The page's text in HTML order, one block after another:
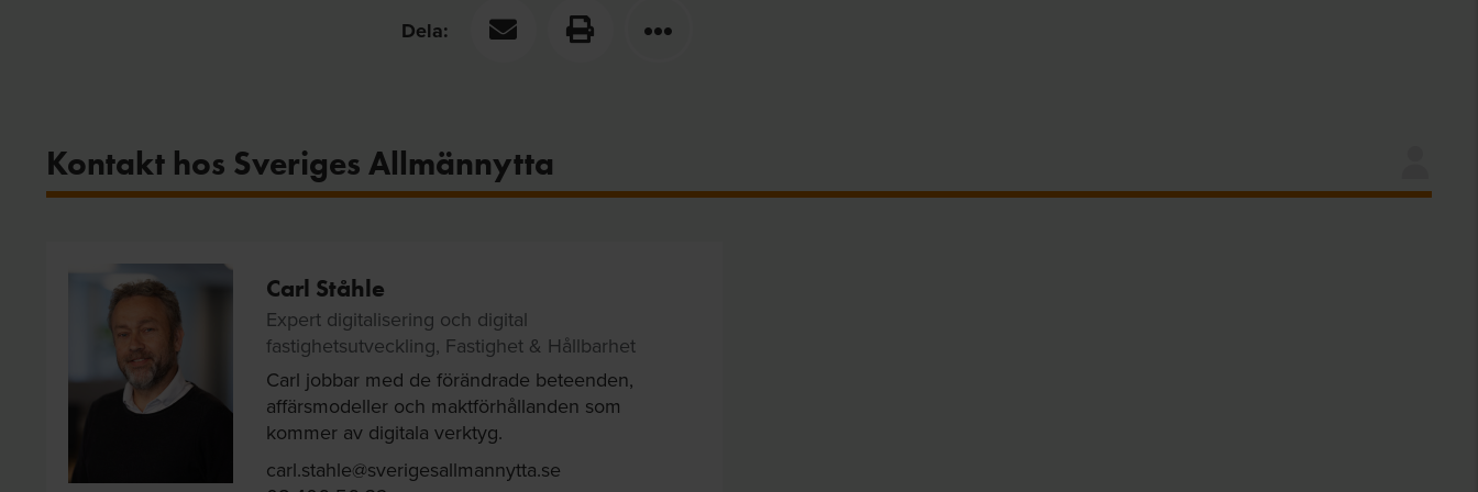
Dela:
Kontakt hos Sveriges Allmännytta
Carl Ståhle
Expert digitalisering och digital
fastighetsutveckling, Fastighet & Hållbarhet
Carl jobbar med de förändrade beteenden,
affärsmodeller och maktförhållanden som
kommer av digitala verktyg.
carl.stahle@sverigesallmannytta.se